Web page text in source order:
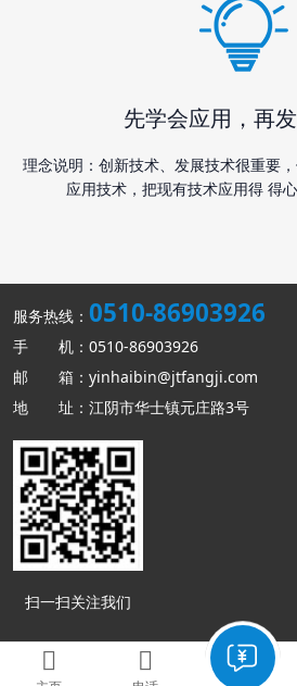
先学会应用，再
理念说明：创新技术、发展技术很重要
应用技术，把现有技术应用得 得
服务热线： 0510-86903926
手 机：0510-86903926
邮 箱：yinhaibin@jtfangji.com
地 址：江阴市华士镇元庄路3号
扫一扫关注我们
Copyright © 西班牙vs乌拉圭 版